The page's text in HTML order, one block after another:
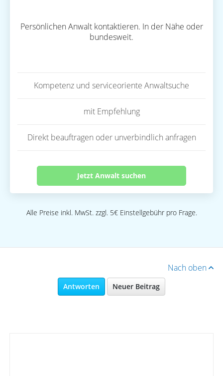
Persönlichen Anwalt kontaktieren. In der Nähe oder
bundesweit.
Kompetenz und serviceoriente Anwaltsuche
mit Empfehlung
Direkt beauftragen oder unverbindlich anfragen
Jetzt Anwalt suchen
Alle Preise inkl. MwSt. zzgl. 5€ Einstellgebühr pro Frage.
Nach oben
Antworten Neuer Beitrag